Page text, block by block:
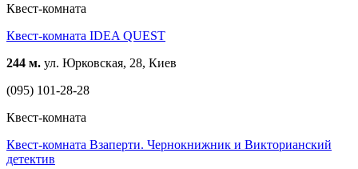
Квест-комната
Квест-комната IDEA QUEST
244 м. ул. Юрковская, 28, Киев
(095) 101-28-28
Квест-комната
Квест-комната Взаперти. Чернокнижник и Викторианский
детектив